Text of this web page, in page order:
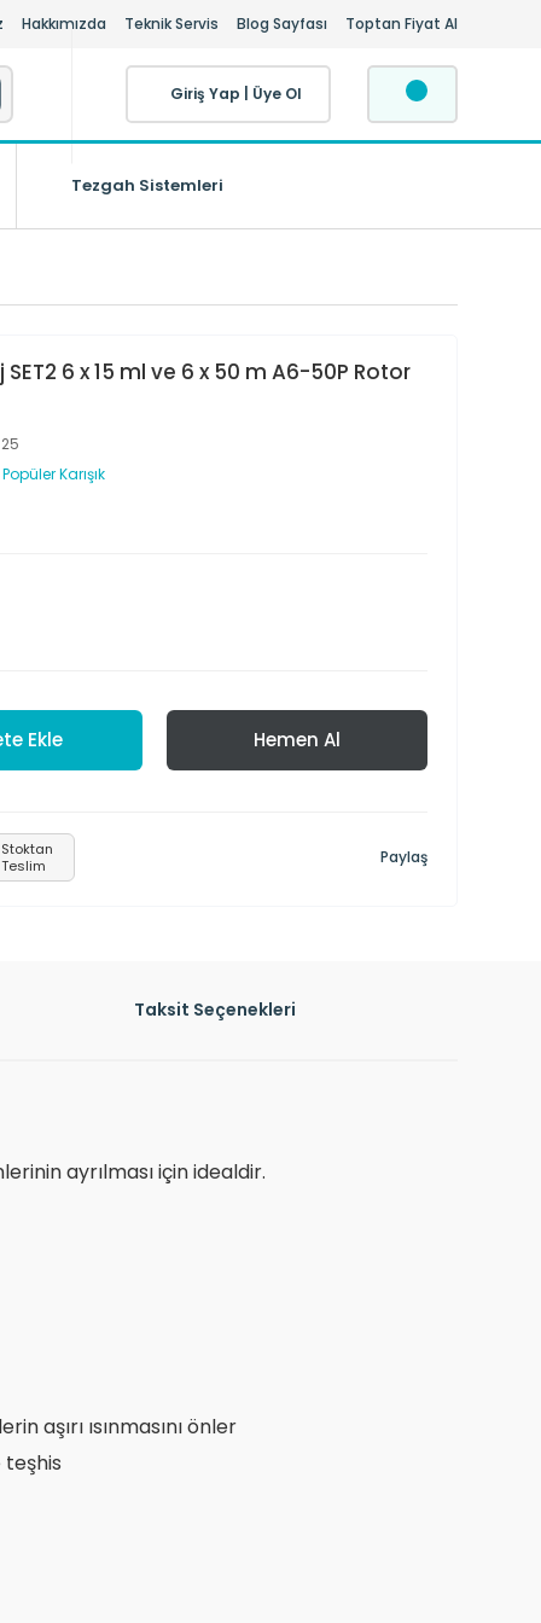
Hakkımızda Teknik Servis Blog Sayfası Toptan Fiyat Al
Giriş Yap Üye Ol
Tezgah Sistemleri
SET2 6 x 15 ml ve 6 x 50 m A6-50P Rotor
Popüler Karışık
Ekle Hemen Al
Stoktan
Teslim
Paylaş
Taksit Seçenekleri
ayrılması için idealdir.
aşırı ısınmasını önler